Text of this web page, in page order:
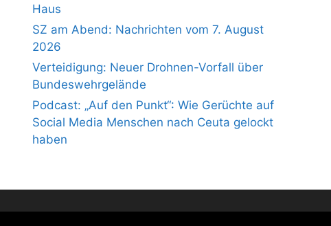
Haus
SZ am Abend: Nachrichten vom 7. August
2026
Verteidigung: Neuer Drohnen-Vorfall über
Bundeswehrgelände
Podcast: „Auf den Punkt“: Wie Gerüchte auf
Social Media Menschen nach Ceuta gelockt
haben